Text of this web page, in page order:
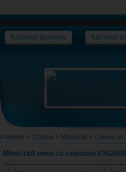
Каталог файлов Каталог
Главная » Статьи » Minecraft » Скины по
Minecraft ники со скинами